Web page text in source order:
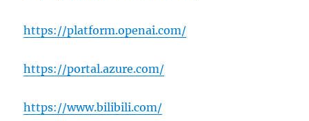
https://platform.openai.com/
https://portal.azure.com/
https://www.bilibili.com/